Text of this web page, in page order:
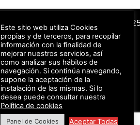
Bonos descuento para
los viajes a ferias
organizadas por Feria
Valencia al obtener tu
entrada
Descuento en tarifas
de hotel durante
Aviso Legal –
de Privacidad
© Feria Valencia, todos
los derechos reservados
Este sitio web utiliza Cookies
propias y de terceros, para recopilar
información con la finalidad de
mejorar nuestros servicios, así
como analizar sus hábitos de
navegación. Si continúa navegando,
supone la aceptación de la
instalación de las mismas. Si lo
desea puede consultar nuestra
Política de cookies
Panel de Cookies Aceptar Todas